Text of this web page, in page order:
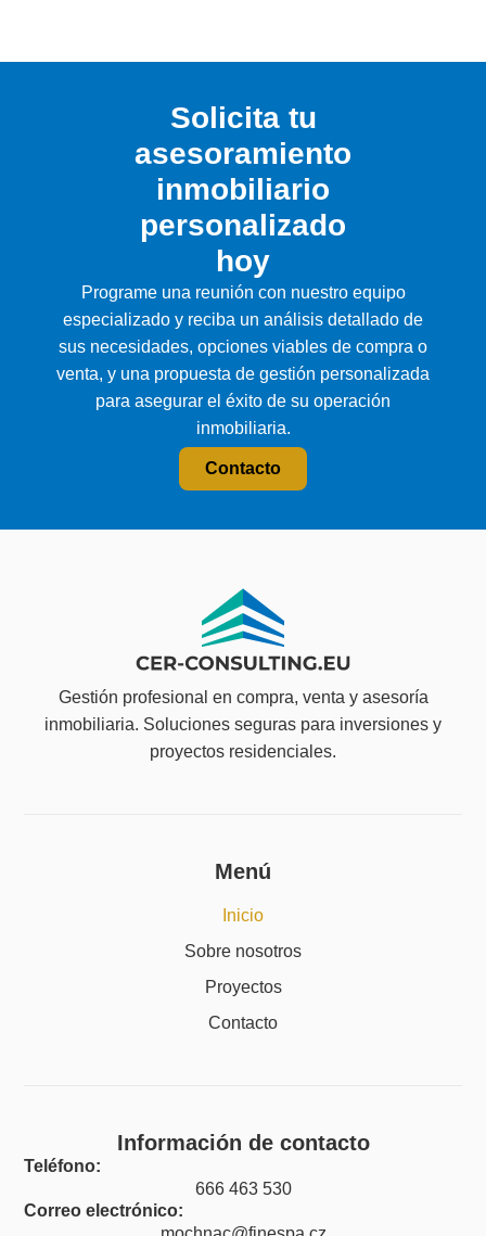
Solicita tu
asesoramiento
inmobiliario
personalizado
hoy
Programe una reunión con nuestro equipo
especializado y reciba un análisis detallado de
sus necesidades, opciones viables de compra o
venta, y una propuesta de gestión personalizada
para asegurar el éxito de su operación
inmobiliaria.
Contacto
Gestión profesional en compra, venta y asesoría
inmobiliaria. Soluciones seguras para inversiones y
proyectos residenciales.
Menú
Inicio
Sobre nosotros
Proyectos
Contacto
Información de contacto
Teléfono:
666 463 530
Correo electrónico: